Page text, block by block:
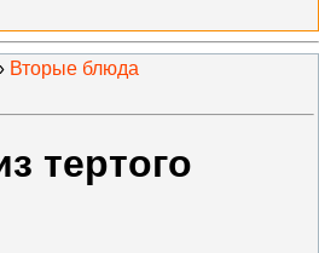
Вторые блюда
тертого